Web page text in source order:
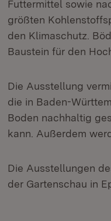
Futtermittel sowie
größten
den Klimaschutz.
Baustein für den
Die Ausstellung
die in Baden-
Boden nachhaltig
kann. Außerdem
Die Ausstellungen
der Gartenschau in